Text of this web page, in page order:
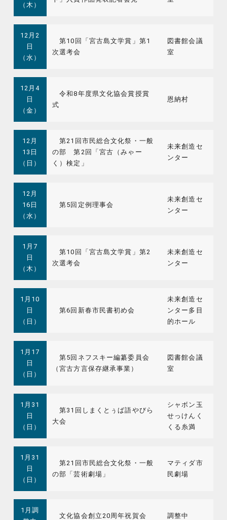
（木）
12月2
日
（水）
第10回「宮古島文学賞」第1
次選考会
図書館会議
室
12月4
日
（金）
令和8年度県文化協会賞授賞
式
恩納村
12月
13日
（日）
第21回市民総合文化祭・一般
の部 第2回「宮古（みゃー
く）検定」
未来創造セ
ンター
12月
16日
（水）
第5回定例理事会
未来創造セ
ンター
1月7
日
（木）
第10回「宮古島文学賞」第2
次選考会
未来創造セ
ンター
1月10
日
（日）
第6回新春市民書初め会
未来創造セ
ンター多目
的ホール
1月17
日
（日）
第5回ネフスキー編纂委員会
（宮古方言保存継承事業）
図書館会議
室
1月31
日
（日）
第31回しまくとぅば語やびら
大会
シャボン玉
せっけんく
くる糸満
1月31
日
（日）
第21回市民総合文化祭・一般
の部「芸術劇場」
マティダ市
民劇場
1月調
文化協会創立20周年祝賀会 調整中